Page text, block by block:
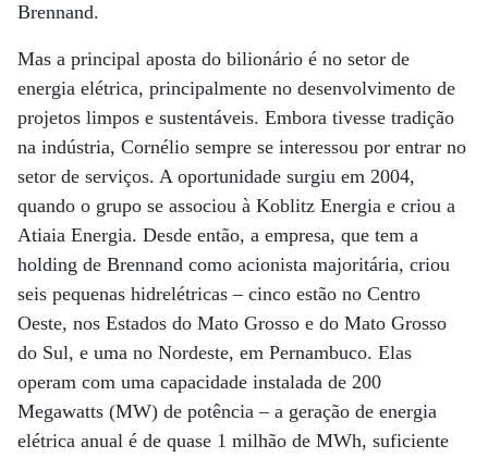
Brennand.
Mas a principal aposta do bilionário é no setor de
energia elétrica, principalmente no desenvolvimento de
projetos limpos e sustentáveis. Embora tivesse tradição
na indústria, Cornélio sempre se interessou por entrar no
setor de serviços. A oportunidade surgiu em 2004,
quando o grupo se associou à Koblitz Energia e criou a
Atiaia Energia. Desde então, a empresa, que tem a
holding de Brennand como acionista majoritária, criou
seis pequenas hidrelétricas – cinco estão no Centro
Oeste, nos Estados do Mato Grosso e do Mato Grosso
do Sul, e uma no Nordeste, em Pernambuco. Elas
operam com uma capacidade instalada de 200
Megawatts (MW) de potência – a geração de energia
elétrica anual é de quase 1 milhão de MWh, suficiente